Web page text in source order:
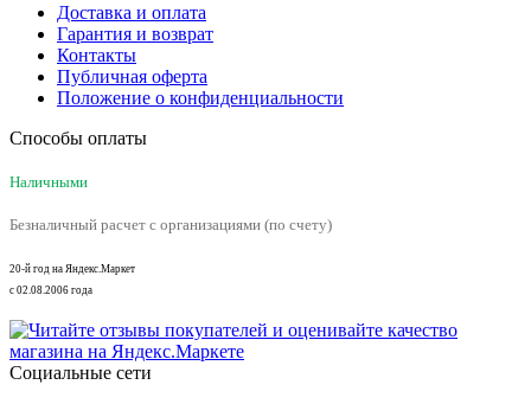
Доставка и оплата
Гарантия и возврат
Контакты
Публичная оферта
Положение о конфиденциальности
Способы оплаты
Наличными
Безналичный расчет с организациями (по счету)
20-й год на Яндекс.Маркет
с 02.08.2006 года
Социальные сети